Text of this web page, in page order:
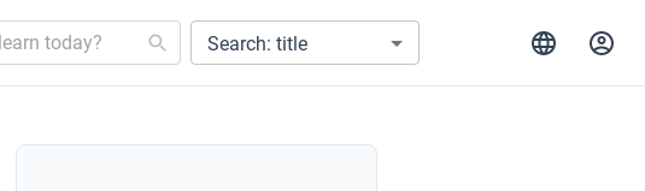
Search: title